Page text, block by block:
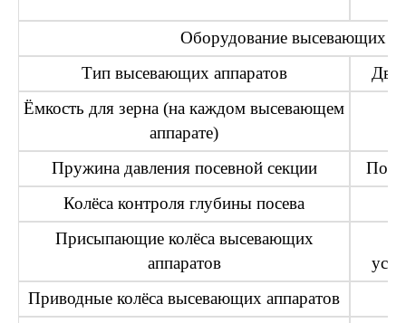
Оборудование высевающих
Тип высевающих аппаратов
Ёмкость для зерна (на каждом высевающем
аппарате)
Пружина давления посевной секции
Колёса контроля глубины посева
Присыпающие колёса высевающих
аппаратов
Приводные колёса высевающих аппаратов